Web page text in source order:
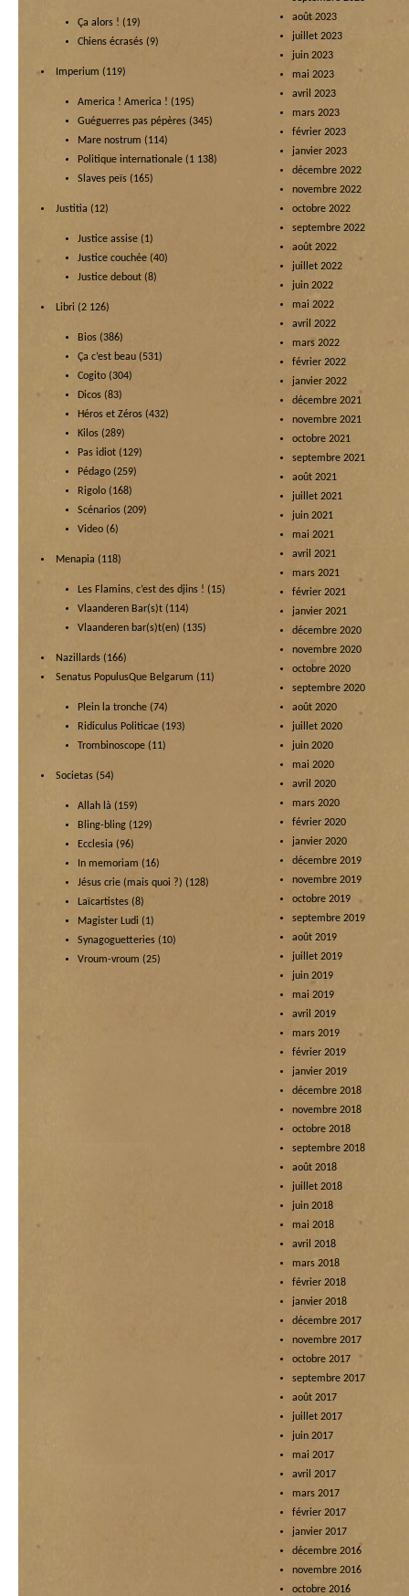
Ça alors ! (19)
Chiens écrasés (9)
Imperium (119)
America ! America ! (195)
Guéguerres pas pépères (345)
Mare nostrum (114)
Politique internationale (1 138)
Slaves peïs (165)
Justitia (12)
Justice assise (1)
Justice couchée (40)
Justice debout (8)
Libri (2 126)
Bios (386)
Ça c’est beau (531)
Cogito (304)
Dicos (83)
Héros et Zéros (432)
Kilos (289)
Pas idiot (129)
Pédago (259)
Rigolo (168)
Scénarios (209)
Video (6)
Menapia (118)
Les Flamins, c’est des djins ! (15)
Vlaanderen Bar(s)t (114)
Vlaanderen bar(s)t(en) (135)
Nazillards (166)
Senatus PopulusQue Belgarum (11)
Plein la tronche (74)
Ridiculus Politicae (193)
Trombinoscope (11)
Societas (54)
Allah là (159)
Bling-bling (129)
Ecclesia (96)
In memoriam (16)
Jésus crie (mais quoi ?) (128)
Laïcartistes (8)
Magister Ludi (1)
Synagoguetteries (10)
Vroum-vroum (25)
août 2023
juillet 2023
juin 2023
mai 2023
avril 2023
mars 2023
février 2023
janvier 2023
décembre 2022
novembre 2022
octobre 2022
septembre 2022
août 2022
juillet 2022
juin 2022
mai 2022
avril 2022
mars 2022
février 2022
janvier 2022
décembre 2021
novembre 2021
octobre 2021
septembre 2021
août 2021
juillet 2021
juin 2021
mai 2021
avril 2021
mars 2021
février 2021
janvier 2021
décembre 2020
novembre 2020
octobre 2020
septembre 2020
août 2020
juillet 2020
juin 2020
mai 2020
avril 2020
mars 2020
février 2020
janvier 2020
décembre 2019
novembre 2019
octobre 2019
septembre 2019
août 2019
juillet 2019
juin 2019
mai 2019
avril 2019
mars 2019
février 2019
janvier 2019
décembre 2018
novembre 2018
octobre 2018
septembre 2018
août 2018
juillet 2018
juin 2018
mai 2018
avril 2018
mars 2018
février 2018
janvier 2018
décembre 2017
novembre 2017
octobre 2017
septembre 2017
août 2017
juillet 2017
juin 2017
mai 2017
avril 2017
mars 2017
février 2017
janvier 2017
décembre 2016
novembre 2016
octobre 2016